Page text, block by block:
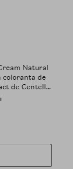
Natural
coloranta de
de Centella
vizuala a
unui
PA+++